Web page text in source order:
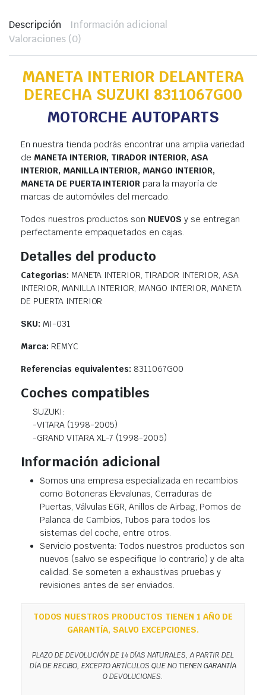
Descripción
Información adicional
Valoraciones (0)
MANETA INTERIOR DELANTERA
DERECHA SUZUKI 8311067G00
MOTORCHE AUTOPARTS
En nuestra tienda podrás encontrar una amplia variedad
de MANETA INTERIOR, TIRADOR INTERIOR, ASA
INTERIOR, MANILLA INTERIOR, MANGO INTERIOR,
MANETA DE PUERTA INTERIOR para la mayoría de
marcas de automóviles del mercado.
Todos nuestros productos son NUEVOS y se entregan
perfectamente empaquetados en cajas.
Detalles del producto
Categorias: MANETA INTERIOR, TIRADOR INTERIOR, ASA
INTERIOR, MANILLA INTERIOR, MANGO INTERIOR, MANETA
DE PUERTA INTERIOR
SKU: MI-031
Marca: REMYC
Referencias equivalentes: 8311067G00
Coches compatibles
SUZUKI:
-VITARA (1998-2005)
-GRAND VITARA XL-7 (1998-2005)
Información adicional
Somos una empresa especializada en recambios
como Botoneras Elevalunas, Cerraduras de
Puertas, Válvulas EGR, Anillos de Airbag, Pomos de
Palanca de Cambios, Tubos para todos los
sistemas del coche, entre otros.
Servicio postventa: Todos nuestros productos son
nuevos (salvo se especifique lo contrario) y de alta
calidad. Se someten a exhaustivas pruebas y
revisiones antes de ser enviados.
TODOS NUESTROS PRODUCTOS TIENEN 1 AÑO DE
GARANTÍA, SALVO EXCEPCIONES.
PLAZO DE DEVOLUCIÓN DE 14 DÍAS NATURALES, A PARTIR DEL
DÍA DE RECIBO, EXCEPTO ARTÍCULOS QUE NO TIENEN GARANTÍA
O DEVOLUCIONES.